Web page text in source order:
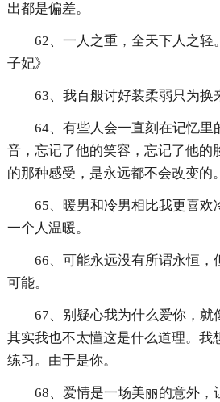
出都是偏差。
62、一人之重，全天下人之
子妃》
63、我百般讨好装柔弱只为换
64、有些人会一直刻在记忆里
音，忘记了他的笑容，忘记了他的
的那种感受，是永远都不会改变的。
65、暖男和冷男相比我更喜欢
一个人温暖。
66、可能永远没有所谓永恒，
可能。
67、别疑心我为什么爱你，就
其实我也不太懂这是什么道理。我
练习。由于是你。
68、爱情是一场美丽的意外，